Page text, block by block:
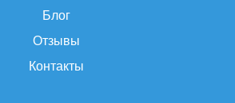
Блог
Отзывы
Контакты